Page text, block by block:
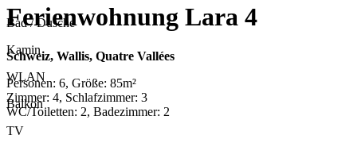
Ferienwohnung Lara 4
Schweiz, Wallis, Quatre Vallées
Personen: 6, Größe: 85m²
Zimmer: 4, Schlafzimmer: 3
WC/Toiletten: 2, Badezimmer: 2
Bad / Dusche
Kamin
WLAN
Balkon
TV